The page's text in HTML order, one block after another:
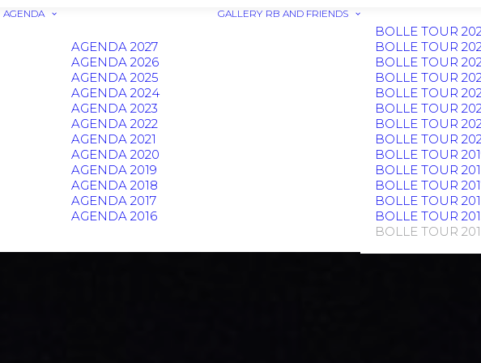
AGENDA
AGENDA 2027
AGENDA 2026
AGENDA 2025
AGENDA 2024
AGENDA 2023
AGENDA 2022
AGENDA 2021
AGENDA 2020
AGENDA 2019
AGENDA 2018
AGENDA 2017
AGENDA 2016
GALLERY RB AND FRIENDS
BOLLE TOUR
BOLLE TOUR
BOLLE TOUR
BOLLE TOUR
BOLLE TOUR
BOLLE TOUR
BOLLE TOUR
BOLLE TOUR
BOLLE TOUR
BOLLE TOUR
BOLLE TOUR
BOLLE TOUR
BOLLE TOUR
BOLLE TOUR